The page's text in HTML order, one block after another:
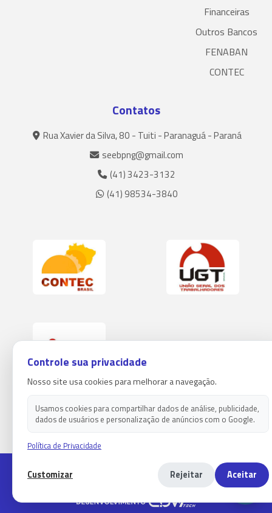
Financeiras
Outros Bancos
FENABAN
CONTEC
Contatos
Rua Xavier da Silva, 80 - Tuiti - Paranaguá - Paraná
seebpng@gmail.com
(41) 3423-3132
(41) 98534-3840
Copyright 2026 - Sindicato dos empregados em estabelecimentos
bancários de paranaguá
Controle sua privacidade
Nosso site usa cookies para melhorar a navegação.
Usamos cookies para compartilhar dados de análise, publicidade,
dados de usuários e personalização de anúncios com o Google.
Política de Privacidade
Customizar Rejeitar Aceitar